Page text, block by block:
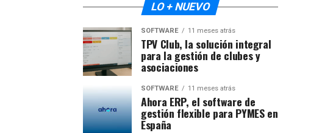
LO + NUEVO
SOFTWARE 11 meses atrás
TPV Club, la solución integral
para la gestión de clubes y
asociaciones
SOFTWARE 11 meses atrás
Ahora ERP, el software de
gestión flexible para PYMES en
España